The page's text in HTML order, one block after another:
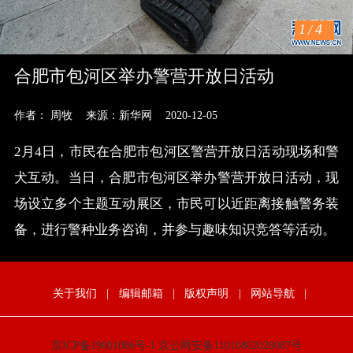
1 /4
合肥市包河区举办警营开放日活动
作者： 周牧 来源：新华网 2020-12-05
2月4日，市民在合肥市包河区警营开放日活动现场和警
犬互动。当日，合肥市包河区举办警营开放日活动，现
场设立多个主题互动展区，市民可以近距离接触警务装
备，进行警种业务咨询，并参与趣味知识竞答等活动。
关于我们 | 编辑邮箱 | 版权声明 | 网站导航 |
京ICP备19001086号-1 京公网安备11010802028087号